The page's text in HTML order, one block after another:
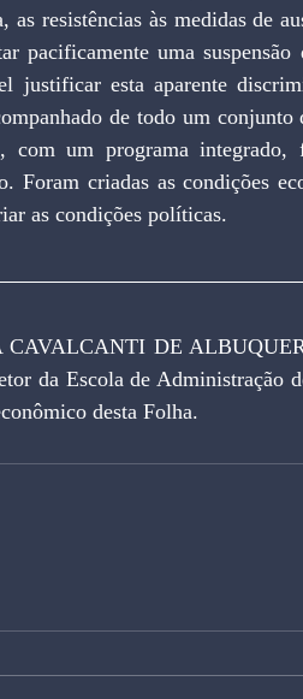
as resistências às medidas de
pacificamente uma
justificar esta aparente
de todo um
com um programa
Foram criadas as condições
as condições políticas.
DE
da Escola de Administração
desta Folha.